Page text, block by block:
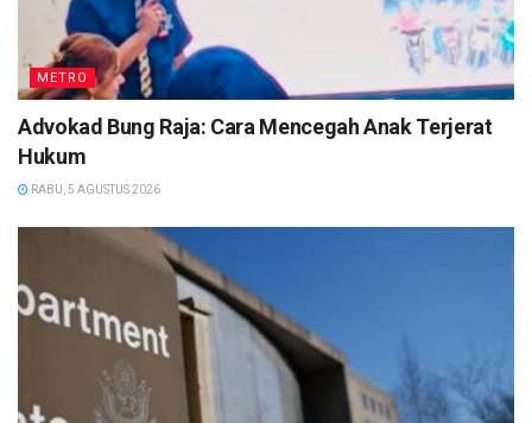
METRO
Advokad Bung Raja: Cara Mencegah Anak Terjerat
Hukum
RABU, 5 AGUSTUS 2026